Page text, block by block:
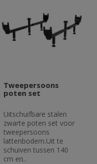
Tweepersoons
poten set
Uitschuifbare stalen
zwarte poten set voor
tweepersoons
lattenbodem.Uit te
schuiven tussen 140
cm en..